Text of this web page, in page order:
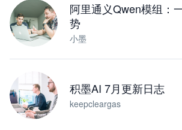
阿里通义Qwen模组：
势
小墨
积墨AI 7月更新日志
keepcleargas